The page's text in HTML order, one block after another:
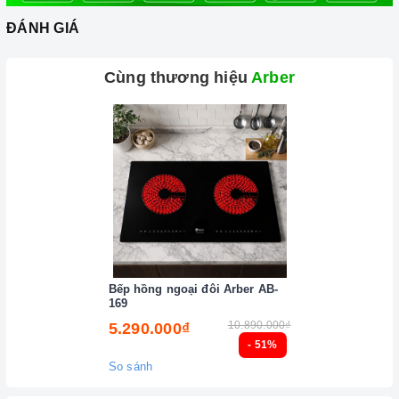
khí trong phòng bếp luôn sạch sẽ. Cách thức này sẽ giúp
máy có hiệu quả tới 100% và mùi sẽ được đẩy hoàn toàn ra
Độ ồn tối đa của máy ở mức thấp rất êm không ảnh hưởng
đến sinh hoạt gia đình bạn. Tổng điện năng tiêu thu điện của
máy khiến bạn phải ngạc nhiên vì 6 đến 7 tiếng đồng hồ hoạt
động của máy mới hết có 1 số điện của bạn.
2. Một số lưu ý khi sử dụng sản phẩm
Đối với những chiếcmáy hút mùisử dụng than hoạt tính,
bạn nên thay than từ 6 tháng đến 1 năm một lần để đảm bảo
hiệu quả khử mùi.
Luôn lau chùi máy bằng giẻ mềm, có chất tẩy rửa.
Không sử dụng máy khi nguồn điện chập chờn.
Để tránh gây hại đến động cơ bên trong máy bạn không nên
để nước hoặc vật cứng lọt vào trong máy.
Đặc biệt để tiết kiệm điện và tăng tuổi thọ cho máy hơn hết
ĐÁNH GIÁ
Cùng thương hiệuArber
- 51%
Bếp hồng ngoại đôi Arber AB-
169
5.290.000₫ 10.890.000₫
So sánh